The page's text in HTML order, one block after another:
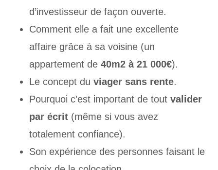
d’investisseur de façon ouverte.
Comment elle a fait une excellente
affaire grâce à sa voisine (un
appartement de 40m2 à 21 000€).
Le concept du viager sans rente.
Pourquoi c’est important de tout valider
par écrit(même si vous avez
totalement confiance).
Son expérience des personnes faisant le